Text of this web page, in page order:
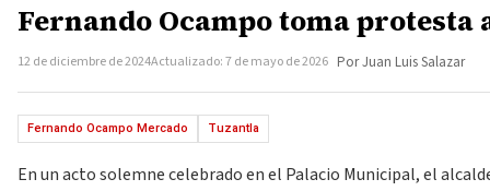
Fernando Ocampo toma protesta
12 de diciembre de 2024Actualizado: 7 de mayo de 2026 Por Juan Luis Salazar
Fernando Ocampo Mercado Tuzantla
En un acto solemne celebrado en el Palacio Municipal, el